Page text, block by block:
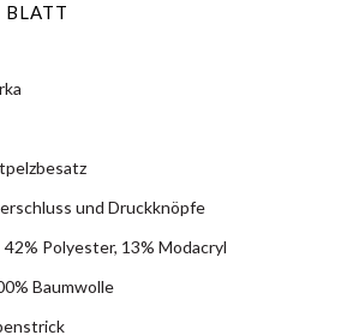
BLATT
und Druckknöpfe
Polyester, 13% Modacryl
Baumwolle